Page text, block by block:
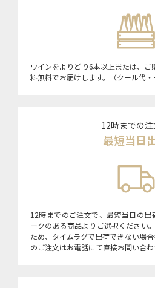
ワインをよりどり6本以上または、
料無料でお届けします。（クール代・
12時までの
最短当日
12時までのご注文で、最短当日の出
ークのある商品よりご選択ください
ため、タイムラグで出荷できない場
のご注文はお電話にて直接お問い合